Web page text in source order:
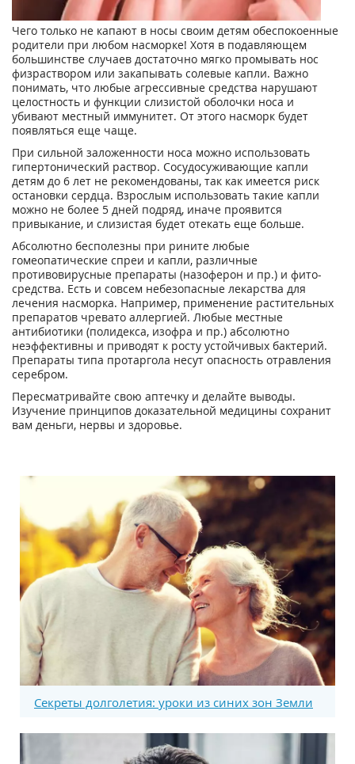
Чего только не капают в носы своим детям обеспокоенные
родители при любом насморке! Хотя в подавляющем
большинстве случаев достаточно мягко промывать нос
физраствором или закапывать солевые капли. Важно
понимать, что любые агрессивные средства нарушают
целостность и функции слизистой оболочки носа и
убивают местный иммунитет. От этого насморк будет
появляться еще чаще.
При сильной заложенности носа можно использовать
гипертонический раствор. Сосудосуживающие капли
детям до 6 лет не рекомендованы, так как имеется риск
остановки сердца. Взрослым использовать такие капли
можно не более 5 дней подряд, иначе проявится
привыкание, и слизистая будет отекать еще больше.
Абсолютно бесполезны при рините любые
гомеопатические спреи и капли, различные
противовирусные препараты (назоферон и пр.) и фито-
средства. Есть и совсем небезопасные лекарства для
лечения насморка. Например, применение растительных
препаратов чревато аллергией. Любые местные
антибиотики (полидекса, изофра и пр.) абсолютно
неэффективны и приводят к росту устойчивых бактерий.
Препараты типа протаргола несут опасность отравления
серебром.
Пересматривайте свою аптечку и делайте выводы.
Изучение принципов доказательной медицины сохранит
вам деньги, нервы и здоровье.
Секреты долголетия: уроки из синих зон Земли